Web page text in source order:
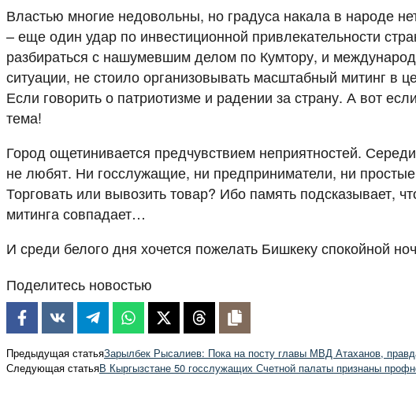
Властью многие недовольны, но градуса накала в народе
– еще один удар по инвестиционной привлекательности
разбираться с нашумевшим делом по Кумтору, и
ситуации, не стоило организовывать масштабный митинг в
Если говорить о патриотизме и радении за страну. А вот
тема!
Город ощетинивается предчувствием неприятностей.
не любят. Ни госслужащие, ни предприниматели, ни
Торговать или вывозить товар? Ибо память подсказывает,
митинга совпадает…
И среди белого дня хочется пожелать Бишкеку спокойной
Поделитесь новостью
Предыдущая статьяЗарылбек Рысалиев: Пока на посту главы МВД Атаханов,
Следующая статьяВ Кыргызстане 50 госслужащих Счетной палаты признаны